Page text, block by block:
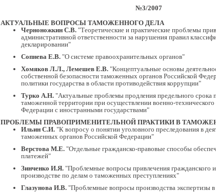
№3/2007
АКТУАЛЬНЫЕ ВОПРОСЫ ТАМОЖЕННОГО ДЕЛА
Черноножкин С.В. "Теоретические и практические проблемы
административной ответственности за нарушения правил
декларировании"
Сопнева Е.В. "О системе правоохранительных органов"
Хомяков Л.Л., Лемешев Е.В. "Концептуальные основы
собственной безопасности таможенных органов Российской
политики государства в области противодействия коррупции"
Турко А.Н. "Актуальные проблемы продления предельного срока
таможенной территории при осуществлении военно-технического
Федерации с иностранными государствами"
ПРОБЛЕМЫ ПРАВОПРИМЕНИТЕЛЬНОЙ ПРАКТИКИ В
Ильин С.И. "К вопросу о понятии уголовного преследования в
таможенных органов Российской Федерации"
Верстова М.Е. "Отдельные гражданско-правовые способы
платежей"
Зинченко И.Я. "Проблемные вопросы привлечения гражданского
производстве по делам о таможенных преступлениях"
Глазунова И.В. "Проблемные вопросы производства экспертизы